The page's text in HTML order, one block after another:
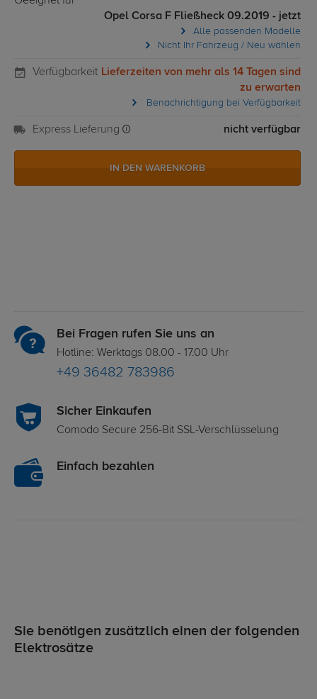
Opel Corsa F Fließheck 09.2019 - jetzt
Alle passenden Modelle
Nicht Ihr Fahrzeug / Neu wählen
Verfügbarkeit Lieferzeiten von mehr als 14 Tagen sind
zu erwarten
Benachrichtigung bei Verfügbarkeit
Express Lieferung nicht verfügbar
IN DEN WARENKORB
Bei Fragen rufen Sie uns an
Hotline: Werktags 08.00 - 17.00 Uhr
+49 36482 783986
Sicher Einkaufen
Comodo Secure 256-Bit SSL-Verschlüsselung
Einfach bezahlen
Sie benötigen zusätzlich einen der folgenden
Elektrosätze